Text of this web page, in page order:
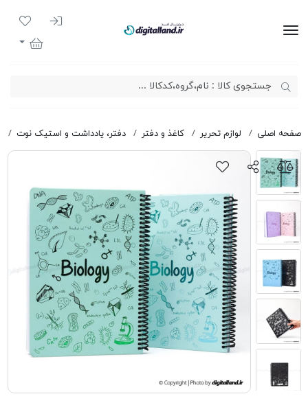
ورود به
لیست
سبد خرید
صفحه اصلی لوازم تحریر کاغذ و دفتر دفتر، یادداشت و استیک نوت